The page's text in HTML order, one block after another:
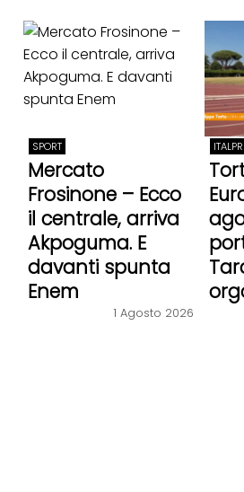
SPORT
Mercato
Frosinone – Ecco
il centrale, arriva
Akpoguma. E
davanti spunta
Enem
1 Agosto 2026